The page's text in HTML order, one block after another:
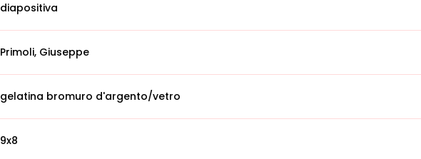
diapositiva
Primoli, Giuseppe
gelatina bromuro d'argento/vetro
9x8